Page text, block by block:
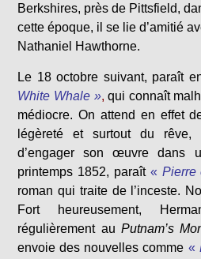
Berkshires, près de Pittsfield,
cette époque, il se lie d’amitié
Nathaniel Hawthorne.
Le 18 octobre suivant, paraît
White Whale »,qui connaît
médiocre. On attend en effet
légèreté et surtout du
d’engager son œuvre dans
printemps 1852, paraît « Pierre
roman qui traite de l’inceste.
Fort heureusement,
régulièrement auPutnam’s
envoie des nouvelles comme «